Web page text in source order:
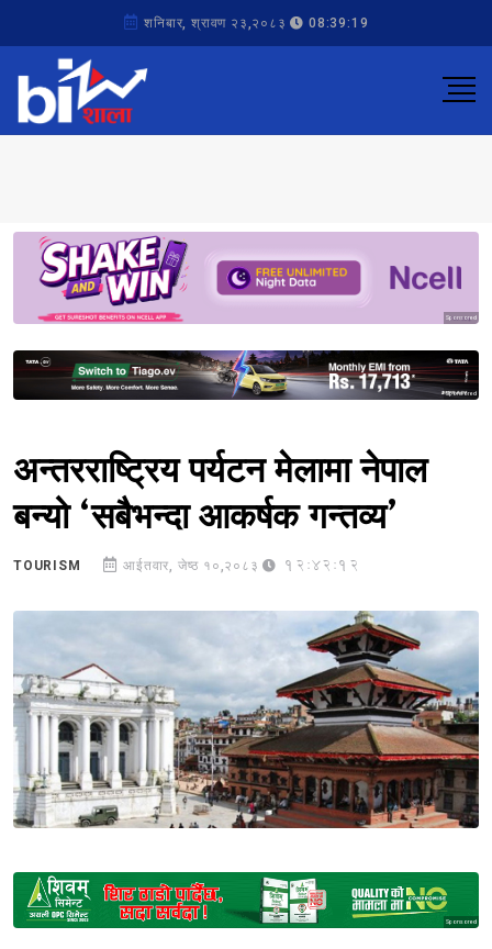
शनिबार, श्रावण २३,२०८३ 08:39:19
Sponsored
Sponsored
अन्तरराष्ट्रिय पर्यटन मेलामा नेपाल
बन्यो ‘सबैभन्दा आकर्षक गन्तव्य’
TOURISM आईतवार, जेष्ठ १०,२०८३ 12:42:12
Sponsored